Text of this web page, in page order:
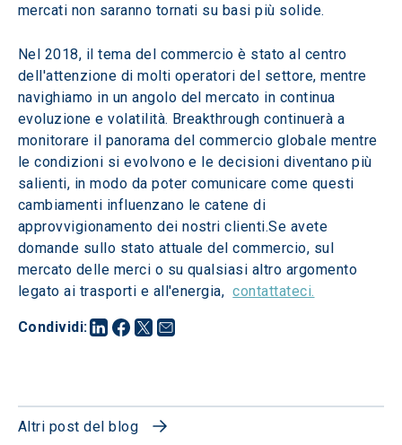
Condividi:
mercati non saranno tornati su basi più solide.
Nel 2018, il tema del commercio è stato al centro
dell'attenzione di molti operatori del settore, mentre
navighiamo in un angolo del mercato in continua
evoluzione e volatilità. Breakthrough continuerà a
monitorare il panorama del commercio globale mentre
le condizioni si evolvono e le decisioni diventano più
salienti, in modo da poter comunicare come questi
cambiamenti influenzano le catene di
approvvigionamento dei nostri clienti.Se avete
domande sullo stato attuale del commercio, sul
mercato delle merci o su qualsiasi altro argomento
legato ai trasporti e all'energia, contattateci.
Altri post del blog